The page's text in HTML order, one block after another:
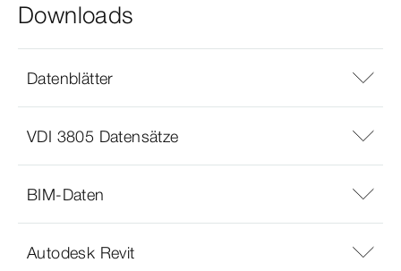
Downloads
Datenblätter
VDI 3805 Datensätze
BIM-Daten
Autodesk Revit